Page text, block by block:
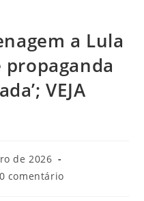
a Lula
propaganda
VEJA
de 2026
0 comentário